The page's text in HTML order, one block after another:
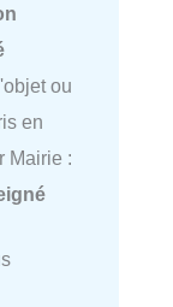
ou
en
Mairie :